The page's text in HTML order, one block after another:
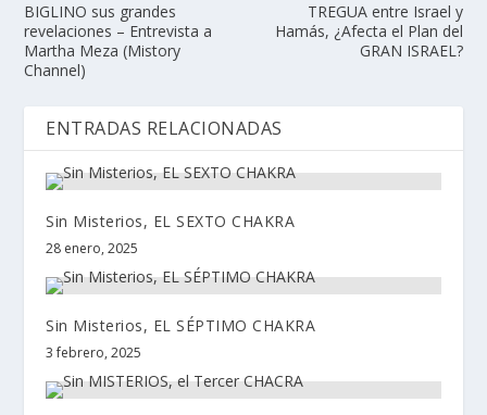
BIGLINO sus grandes
revelaciones – Entrevista a
Martha Meza (Mistory
Channel)
TREGUA entre Israel y
Hamás, ¿Afecta el Plan del
GRAN ISRAEL?
ENTRADAS RELACIONADAS
Sin Misterios, EL SEXTO CHAKRA
28 enero, 2025
Sin Misterios, EL SÉPTIMO CHAKRA
3 febrero, 2025